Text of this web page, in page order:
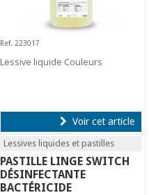
Ref. 223017
Lessive liquide Couleurs
Voir cet article
Lessives liquides et pastilles
PASTILLE LINGE SWITCH
DÉSINFECTANTE
BACTÉRICIDE